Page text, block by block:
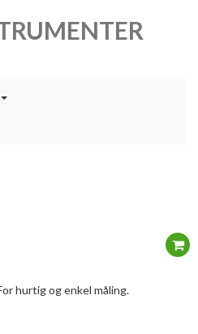
hurtig og enkel måling.